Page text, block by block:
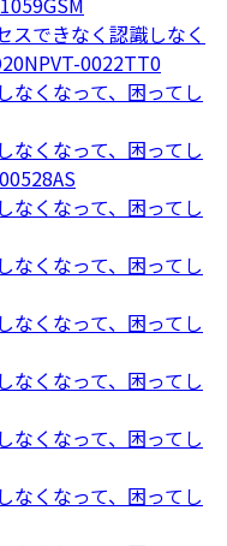
スできなく認識しなく
0022TT0
なくなって、困ってし
なくなって、困ってし
なくなって、困ってし
なくなって、困ってし
なくなって、困ってし
なくなって、困ってし
なくなって、困ってし
なくなって、困ってし